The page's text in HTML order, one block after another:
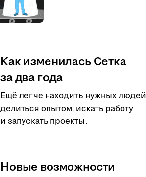
Как изменилась Сетка
за два года
Ещё легче находить нужных
делиться опытом, искать работу
и запускать проекты.
Новые возможности